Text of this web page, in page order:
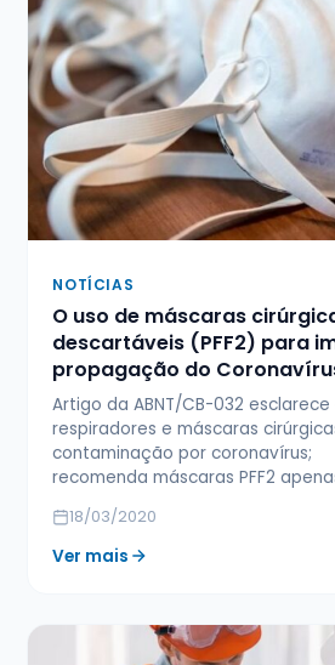
NOTÍCIAS
O uso de máscaras
descartáveis (PFF2) para
propagação do
Artigo da ABNT/CB-032
respiradores e máscaras
contaminação por coronavírus;
recomenda máscaras PFF2
18/03/2020
Ver mais